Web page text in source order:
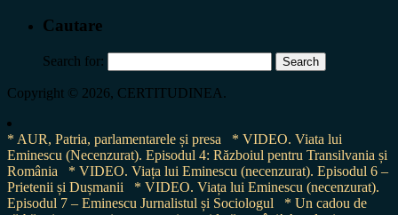
Cautare
Search for:
Copyright © 2026, CERTITUDINEA.
* AUR, Patria, parlamentarele și presa
* VIDEO. Viata lui
Eminescu (Necenzurat). Episodul 4: Războiul pentru Transilvania și
România
* VIDEO. Viața lui Eminescu (necenzurat). Episodul 6 –
Prietenii și Dușmanii
* VIDEO. Viața lui Eminescu (necenzurat).
Episodul 7 – Eminescu Jurnalistul și Sociologul
* Un cadou de